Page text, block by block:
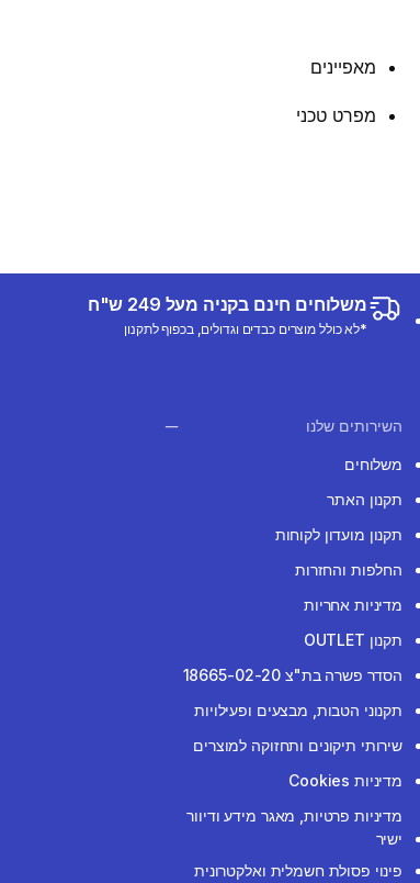
מאפיינים
מפרט טכני
משלוחים חינם בקניה מעל 249 ש"ח
*לא כולל מוצרים כבדים וגדולים, בכפוף לתקנון
השירותים שלנו
משלוחים
תקנון האתר
תקנון מועדון לקוחות
החלפות והחזרות
מדיניות אחריות
תקנון OUTLET
הסדר פשרה בת"צ 18665-02-20
תקנוני הטבות, מבצעים ופעילויות
שירותי תיקונים ותחזוקה למוצרים
מדיניות Cookies
מדיניות פרטיות, מאגר מידע ודיוור
ישיר
פינוי פסולת חשמלית ואלקטרונית